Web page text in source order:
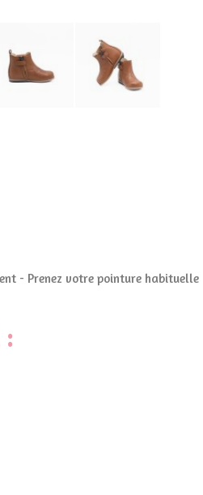
- Prenez votre pointure habituelle
: